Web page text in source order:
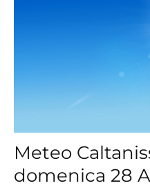
Meteo
domenica 28